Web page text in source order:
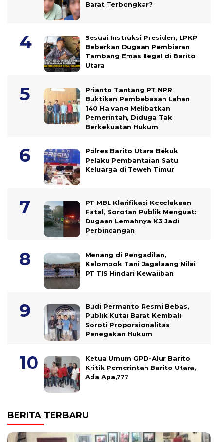
Barat Terbongkar?
Sesuai Instruksi Presiden, LPKP
Beberkan Dugaan Pembiaran
Tambang Emas Ilegal di Barito
Utara
Prianto Tantang PT NPR
Buktikan Pembebasan Lahan
140 Ha yang Melibatkan
Pemerintah, Diduga Tak
Berkekuatan Hukum
Polres Barito Utara Bekuk
Pelaku Pembantaian Satu
Keluarga di Teweh Timur
PT MBL Klarifikasi Kecelakaan
Fatal, Sorotan Publik Menguat:
Dugaan Lemahnya K3 Jadi
Perbincangan
Menang di Pengadilan,
Kelompok Tani Jagalaang Nilai
PT TIS Hindari Kewajiban
Budi Permanto Resmi Bebas,
Publik Kutai Barat Kembali
Soroti Proporsionalitas
Penegakan Hukum
Ketua Umum GPD-Alur Barito
Kritik Pemerintah Barito Utara,
Ada Apa,???
BERITA TERBARU